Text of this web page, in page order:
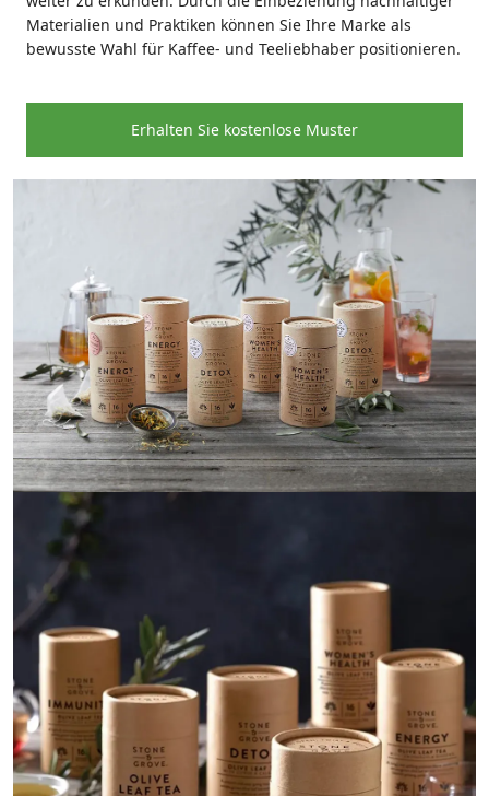
Materialien und Praktiken können Sie Ihre Marke als
bewusste Wahl für Kaffee- und Teeliebhaber positionieren.
Erhalten Sie kostenlose Muster